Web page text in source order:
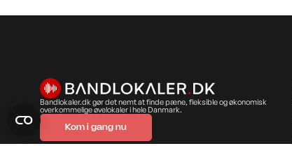
Bandlokaler.dk gør det nemt at finde pæne, fleksible og økonomisk
overkommelige øvelokaler i hele Danmark.
Kom i gang nu